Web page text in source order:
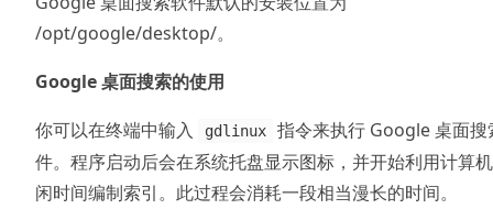
/opt/google/desktop/。
Google 桌面搜索的使用
你可以在终端中输入
gdlinux
指令来执行 Google 桌面搜
件。程序启动后会在系统托盘显示图标，并开始利用计算
闲时间编制索引。此过程会消耗一段相当漫长的时间。